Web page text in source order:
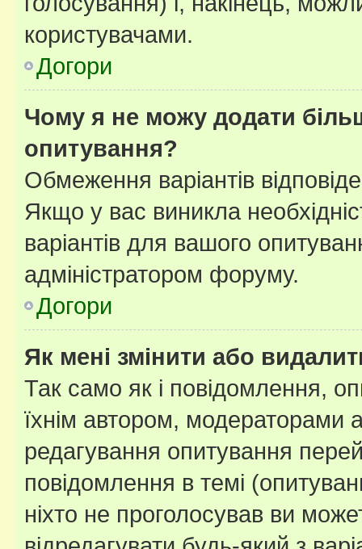
користувачами.
Догори
Чому я не можу додати
опитування?
Обмеження варіантів
Якщо у вас виникла
варіантів для вашого
адміністратором форуму.
Догори
Як мені змінити або
Так само як і повідомлення,
їхнім автором, модераторами
редагування опитування
повідомлення в темі
ніхто не проголосував ви